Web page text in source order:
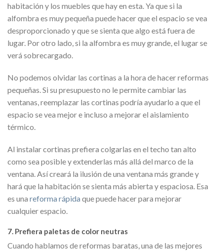
habitación y los muebles que hay en esta. Ya que si la
alfombra es muy pequeña puede hacer que el espacio se vea
desproporcionado y que se sienta que algo está fuera de
lugar. Por otro lado, si la alfombra es muy grande, el lugar se
verá sobrecargado.
No podemos olvidar las cortinas a la hora de hacer reformas
pequeñas. Si su presupuesto no le permite cambiar las
ventanas, reemplazar las cortinas podría ayudarlo a que el
espacio se vea mejor e incluso a mejorar el aislamiento
térmico.
Al instalar cortinas prefiera colgarlas en el techo tan alto
como sea posible y extenderlas más allá del marco de la
ventana. Así creará la ilusión de una ventana más grande y
hará que la habitación se sienta más abierta y espaciosa. Esa
es una reforma rápida que puede hacer para mejorar
cualquier espacio.
7. Prefiera paletas de color neutras
Cuando hablamos de reformas baratas, una de las mejores